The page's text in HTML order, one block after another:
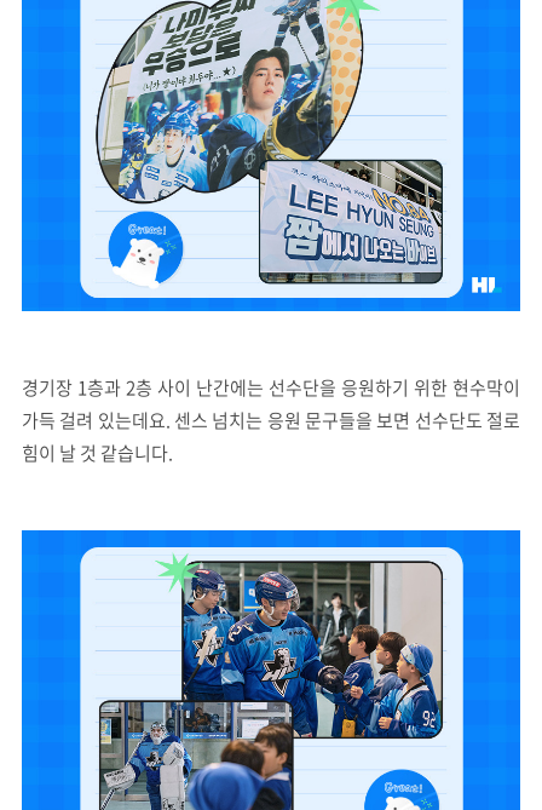
경기장 1층과 2층 사이 난간에는 선수단을 응원하기 위한 현수막이
가득 걸려 있는데요. 센스 넘치는 응원 문구들을 보면 선수단도 절로
힘이 날 것 같습니다.